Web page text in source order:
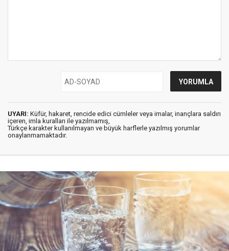
UYARI: Küfür, hakaret, rencide edici cümleler veya imalar, inançlara saldırı
içeren, imla kuralları ile yazılmamış,
Türkçe karakter kullanılmayan ve büyük harflerle yazılmış yorumlar
onaylanmamaktadır.